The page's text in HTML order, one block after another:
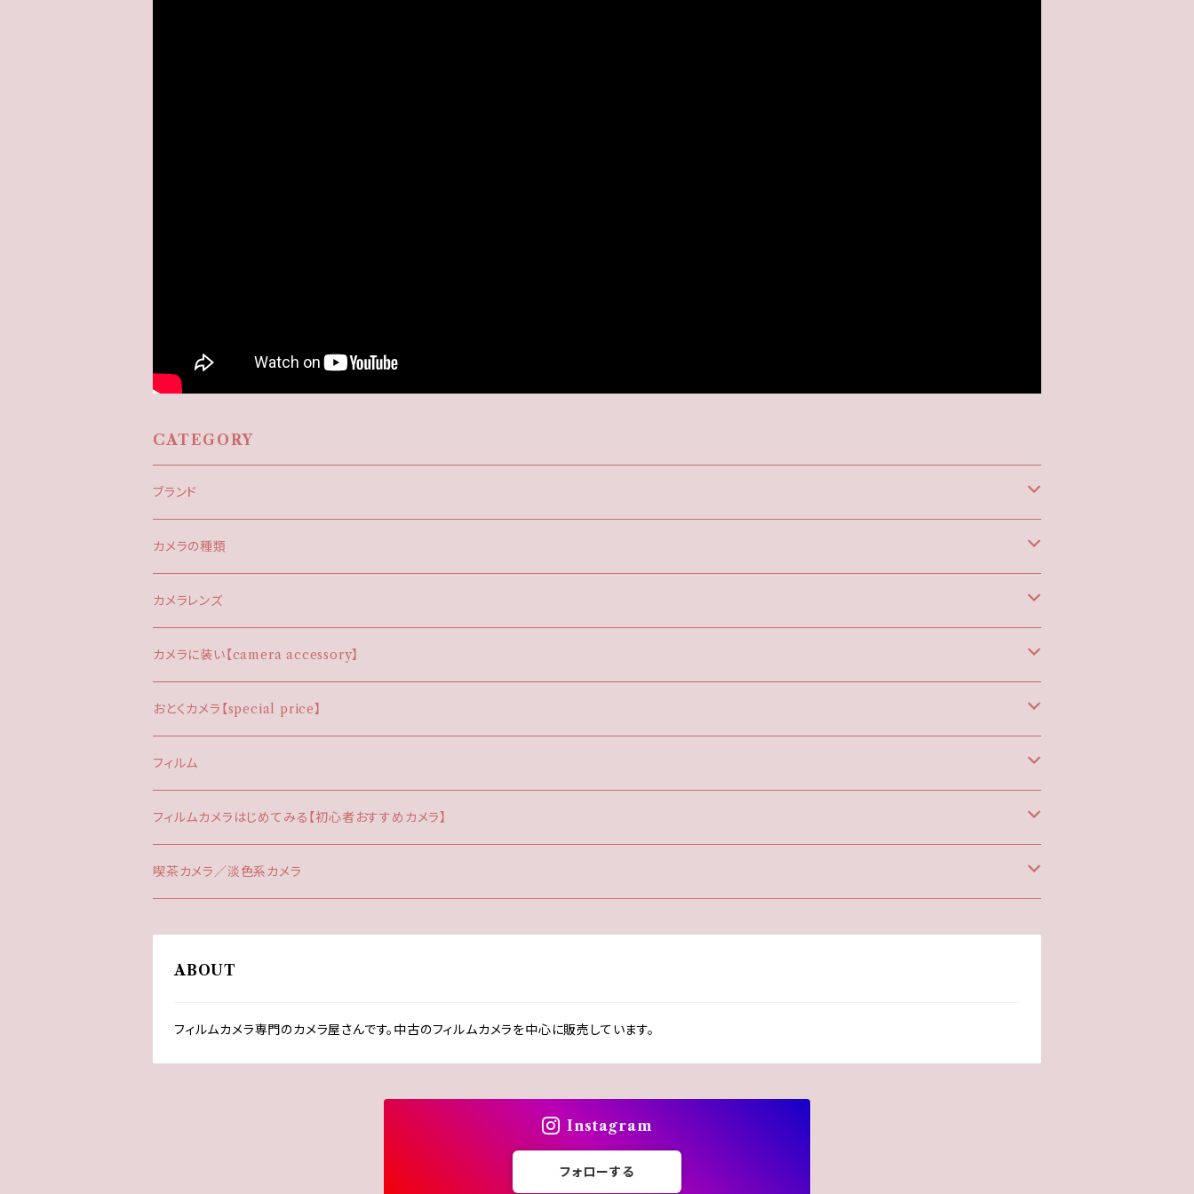
CATEGORY
ブランド
CANON（キヤノン）
EOS
CONTAX（コンタックス）
FUJI/FUJIFILM/FUJICA（フジ）
KONICA（コニカ）
KYOCERA（京セラ）
LEICA（ライカ）
LOMOGRAPHY（ロモグラフィー）
MINOLTA（ミノルタ）
NIKON（ニコン）
カメラの種類
フィルムカメラ
コンパクトカメラ
ハーフカメラ
デジタルカメラ
コンデジ
一眼レフ
カメラレンズ
EFマウント
M42マウント
OMマウント
ライカRマウント
カメラに装い【camera accessory】
カメラストラップ
CANONEOSストラップ
ストロボ
ボディキャップ
レンズキャップ
PENのキャップ
TRIP35のキャップ
レンズフード
雑貨
おとくカメラ【special price】
プチプラ
わけありカメラ
JUNK
フィルム
35mm
フィルムカメラはじめてみる【初心者おすすめカメラ】
さくっと楽しめる
一眼だけど簡単！
喫茶カメラ／淡色系カメラ
淡色系カメラ
ABOUT
フィルムカメラ専門のカメラ屋さんです。中古のフィルムカメラを中心に販売しています。
Instagram
フォローする